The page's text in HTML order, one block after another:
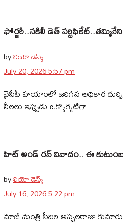
ఫోర్జరీ..నకిలీ డెత్
byలియో డెస్క్
July 20, 2026 5:57 pm
వైసీపీ హయాంలో జరిగిన అధికార
లీలలు ఇప్పుడు ఒక్కొక్కటిగా...
హిట్ అండ్ రన్ వివాదం.. ఈ
byలియో డెస్క్
July 16, 2026 5:22 pm
మాజీ మంత్రి సీదిరి అప్పలరాజు